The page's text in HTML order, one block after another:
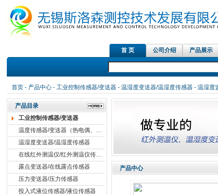
首 页 公司介绍 产品展示
首页- 产品中心- 工业控制传感器/变送器- 温湿度变送器/温湿度传感器- 温湿度
产品目录
工业控制传感器/变送器
温度传感器/变送器（热电偶、热电阻）
温湿度变送器/温湿度传感器
在线红外测温仪/红外测温仪传感器
露点变送器/在线露点传感器
压力变送器/压力传感器
投入式液位传感器/液位传感器
产品中心